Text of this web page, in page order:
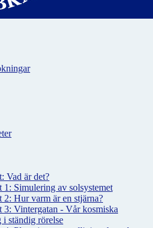
Vad är det?
1: Simulering av solsystemet
2: Hur varm är en stjärna?
3: Vintergatan - Vår kosmiska
ständig rörelse